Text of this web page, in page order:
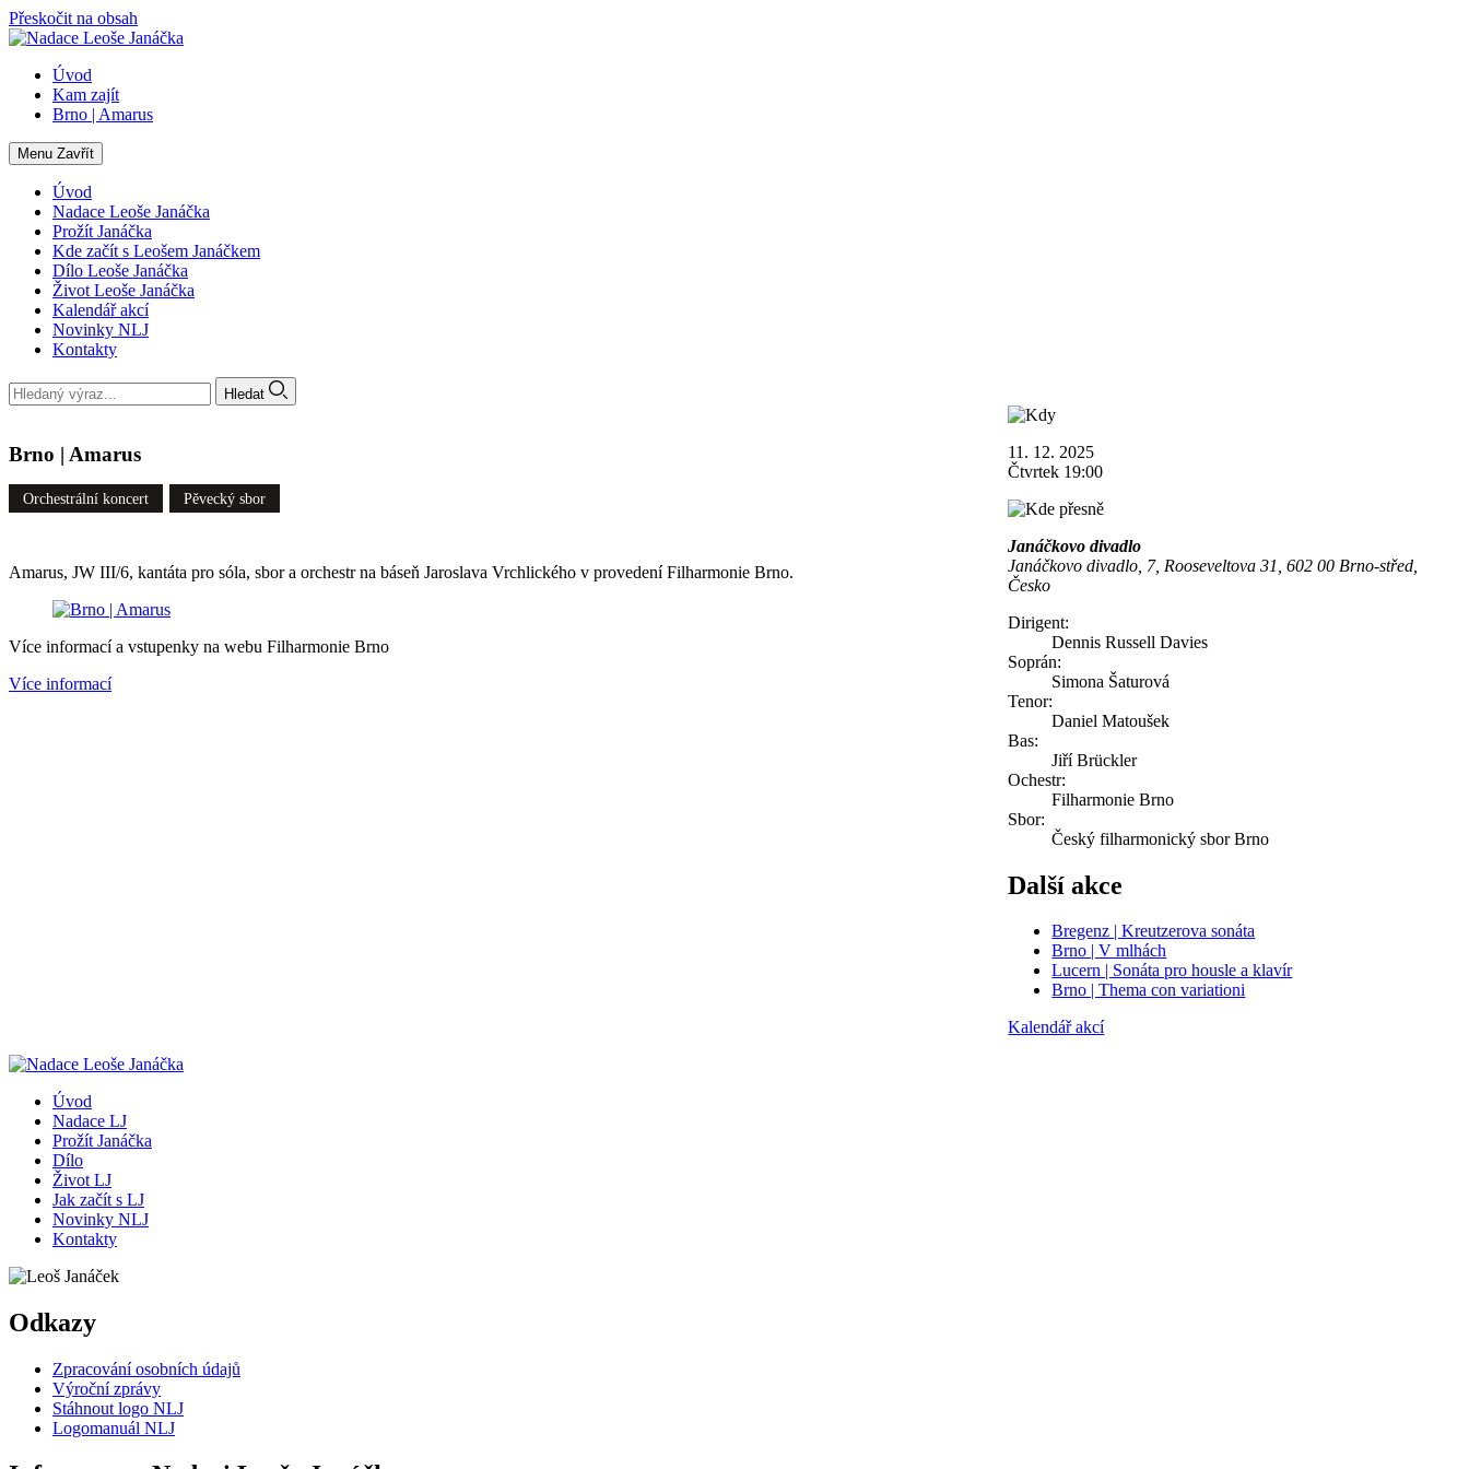
Přeskočit na obsah
Úvod
Kam zajít
Brno | Amarus
Menu Zavřít
Úvod
Nadace Leoše Janáčka
Prožít Janáčka
Kde začít s Leošem Janáčkem
Dílo Leoše Janáčka
Život Leoše Janáčka
Kalendář akcí
Novinky NLJ
Kontakty
Hledat
Brno | Amarus
Orchestrální koncert Pěvecký sbor
Amarus, JW III/6, kantáta pro sóla, sbor a orchestr na báseň Jaroslava Vrchlického v provedení Filharmonie Brno.
Více informací a vstupenky na webu Filharmonie Brno
Více informací
11. 12. 2025
Čtvrtek 19:00
Janáčkovo divadlo
Janáčkovo divadlo, 7, Rooseveltova 31, 602 00 Brno-střed,
Česko
Dirigent:
Dennis Russell Davies
Soprán:
Simona Šaturová
Tenor:
Daniel Matoušek
Bas:
Jiří Brückler
Ochestr:
Filharmonie Brno
Sbor:
Český filharmonický sbor Brno
Další akce
Bregenz | Kreutzerova sonáta
Brno | V mlhách
Lucern | Sonáta pro housle a klavír
Brno | Thema con variationi
Kalendář akcí
Úvod
Nadace LJ
Prožít Janáčka
Dílo
Život LJ
Jak začít s LJ
Novinky NLJ
Kontakty
Odkazy
Zpracování osobních údajů
Výroční zprávy
Stáhnout logo NLJ
Logomanuál NLJ